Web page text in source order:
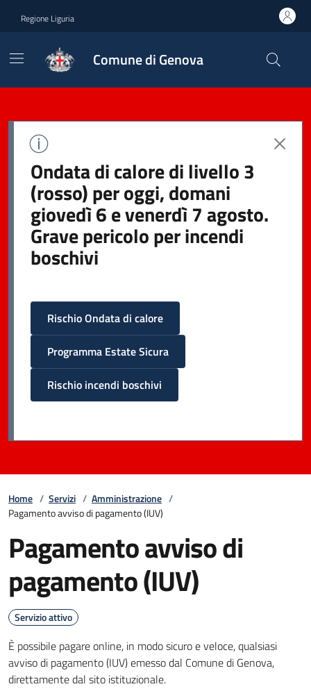
Regione Liguria
Comune di Genova
Ondata di calore di livello 3
(rosso) per oggi, domani
giovedì 6 e venerdì 7 agosto.
Grave pericolo per incendi
boschivi
Rischio Ondata di calore
Programma Estate Sicura
Rischio incendi boschivi
Home / Servizi / Amministrazione /
Pagamento avviso di pagamento (IUV)
Pagamento avviso di
pagamento (IUV)
Servizio attivo
È possibile pagare online, in modo sicuro e veloce, qualsiasi
avviso di pagamento (IUV) emesso dal Comune di Genova,
direttamente dal sito istituzionale.